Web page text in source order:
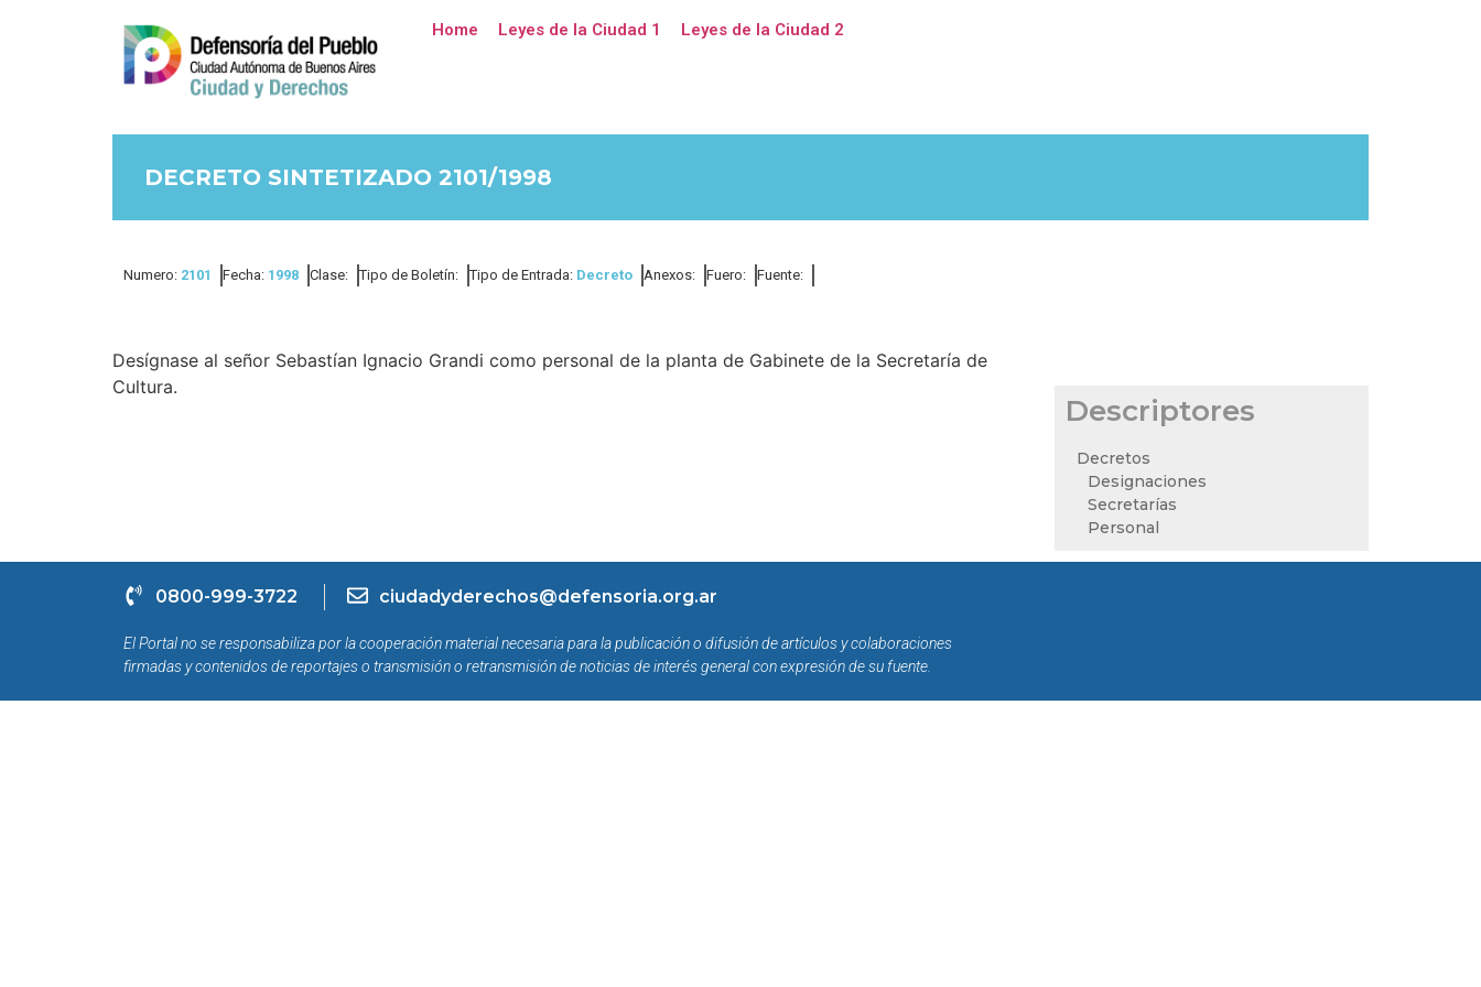
Home Leyes de la Ciudad 1 Leyes de la Ciudad 2
DECRETO SINTETIZADO 2101/1998
Numero: 2101 Fecha: 1998 Clase: Tipo de Boletín: Tipo de Entrada: Decreto Anexos: Fuero: Fuente:
Desígnase al señor Sebastían Ignacio Grandi como personal de la planta de Gabinete de la Secretaría de
Cultura.
Descriptores
Decretos
Designaciones
Secretarías
Personal
0800-999-3722 ciudadyderechos@defensoria.org.ar
El Portal no se responsabiliza por la cooperación material necesaria para la publicación o difusión de artículos y colaboraciones
firmadas y contenidos de reportajes o transmisión o retransmisión de noticias de interés general con expresión de su fuente.